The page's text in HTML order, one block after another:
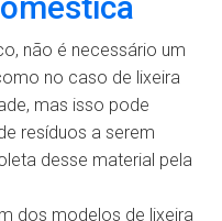
não é necessário um
no caso de lixeira
mas isso pode
resíduos a serem
desse material pela
dos modelos de lixeira